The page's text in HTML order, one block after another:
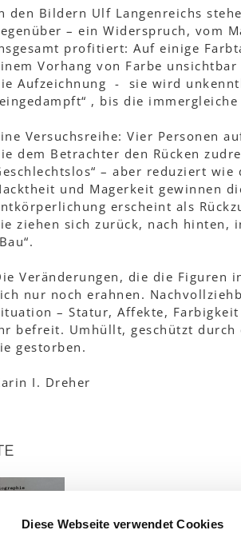
Diese Webseite verwendet Cookies
den Bildern Ulf Langenreichs
– ein Widerspruch, vom
profitiert: Auf einige
Vorhang von Farbe
Aufzeichnung - sie wird
, bis die
Versuchsreihe: Vier Personen
dem Betrachter den Rücken
– aber reduziert
und Magerkeit gewinnen
erscheint als
ziehen sich zurück, nach hinten,
Veränderungen, die die Figuren
nur noch erahnen.
– Statur, Affekte,
befreit. Umhüllt, geschützt durch
gestorben.
I. Dreher